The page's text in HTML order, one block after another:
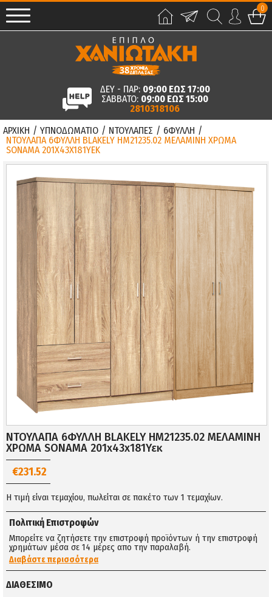
0
ΔΕΥ - ΠΑΡ: 09:00 ΕΩΣ 17:00
ΣΑΒΒΑΤΟ: 09:00 ΕΩΣ 15:00
2810318106
ΑΡΧΙΚΗ / ΥΠΝΟΔΩΜΑΤΙΟ / ΝΤΟΥΛΑΠΕΣ / 6ΦΥΛΛΗ /
ΝΤΟΥΛΑΠΑ 6ΦΥΛΛΗ BLAKELY HM21235.02 ΜΕΛΑΜΙΝΗ ΧΡΩΜΑ
SONAMA 201X43X181ΥΕΚ
ΝΤΟΥΛΑΠΑ 6ΦΥΛΛΗ BLAKELY HM21235.02 ΜΕΛΑΜΙΝΗ
ΧΡΩΜΑ SONAMA 201x43x181Υεκ
€231.52
Η τιμή είναι τεμαχίου, πωλείται σε πακέτο των 1 τεμαχίων.
Πολιτική Επιστροφών
Μπορείτε να ζητήσετε την επιστροφή προϊόντων ή την επιστροφή
χρημάτων μέσα σε 14 μέρες απο την παραλαβή.
Διαβάστε περισσότερα
ΔΙΑΘΈΣΙΜΟ